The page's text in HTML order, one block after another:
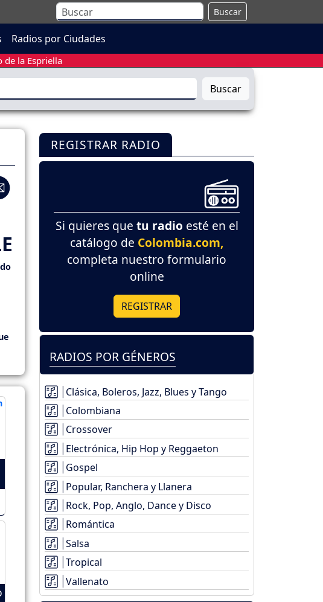
Buscar
Radios por Ciudades
de la Espriella
Buscar
REGISTRAR RADIO
Si quieres que tu radio esté en el
catálogo de Colombia.com,
completa nuestro formulario
online
REGISTRAR
RADIOS POR GÉNEROS
Clásica, Boleros, Jazz, Blues y Tango
Colombiana
Crossover
Electrónica, Hip Hop y Reggaeton
Gospel
Popular, Ranchera y Llanera
Rock, Pop, Anglo, Dance y Disco
Romántica
Salsa
Tropical
Vallenato